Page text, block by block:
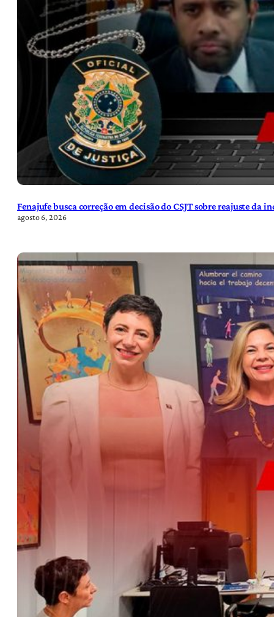
Fenajufe busca correção em decisão do CSJT sobre reajuste da
agosto 6, 2026